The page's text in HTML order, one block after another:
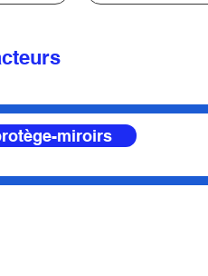
miroirs